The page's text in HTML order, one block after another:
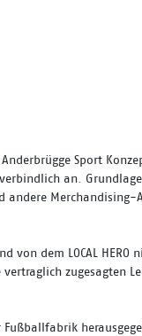
Sport
an.
von dem LOCAL
zugesagten